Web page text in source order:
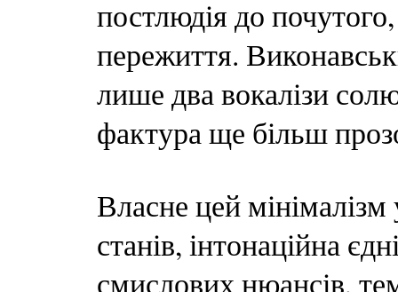
постлюдія до
пережиття.
лише два вокалізи
фактура ще більш
Власне цей мінімалізм
станів, інтонаційна
смислових нюансів,